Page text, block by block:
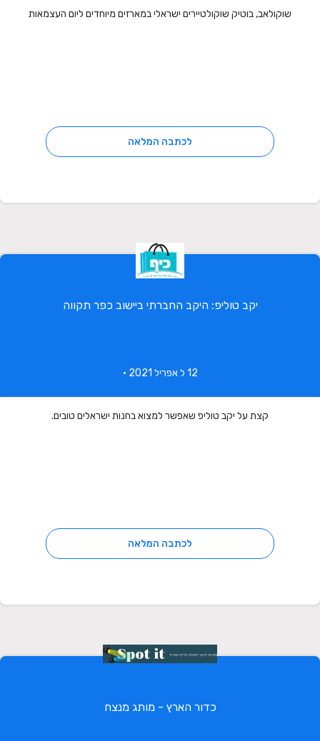
שוקולאב, בוטיק שוקולטיירים ישראלי במארזים מיוחדים ליום העצמאות
לכתבה המלאה
יקב טוליפ: היקב החברתי ביישוב כפר תקווה
קצת על יקב טוליפ שאפשר למצוא בחנות ישראלים טובים.
לכתבה המלאה
כדור הארץ - מותג מנצח